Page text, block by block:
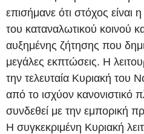
επισήμανε ότι στόχος είναι
του καταναλωτικού κοινού
αυξημένης ζήτησης που
μεγάλες εκπτώσεις. Η
την τελευταία Κυριακή του
από το ισχύον κανονιστικό
συνδεθεί με την εμπορική
Η συγκεκριμένη Κυριακή